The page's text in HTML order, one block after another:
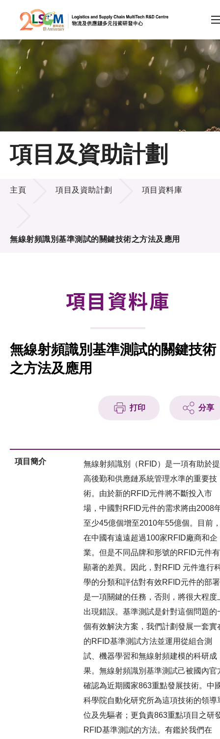
跳到內容（按回車鍵）
會員登入
A A EN 繁 简
主頁
關於LSCM
技術商品化
合作計劃
徵求研發項目計劃書
項目夥伴
項目及資助計劃
項目及資助計劃
主頁 項目及資助計劃 項目資料庫
無線射頻識別基準測試的關鍵技術之方法及應用
項目資料庫
無線射頻識別基準測試的關鍵技術
之方法及應用
打印 分享
項目簡介
無線射頻識別（RFID）是一項有助於提
高後勤和供應鏈系統管理水準的重要技
術。由於新的RFID元件將不斷投入市
場，中國對RFID元件的需求將由2008
至少45億個增至2010年55億個。目前
在中國有遠遠超過100家RFID廠商和企
業。但是不同品牌和形號的RFID元件有
顯著的差異。因此，對RFID 元件進行
學的分類和評估對有效RFID元件的部署
是一項關鍵的任務，否則，將很大程度
出現錯誤。基準測試是針對這個問題的
個有效解決方案，我們計劃發展一套實
的RFID基準測試方法並運用從組合測
試、機器學習和無線射頻建模的科研成
果。無線射頻識別基準測試己被國內官
確認為近期國家863重點發展技術。中
科學院自動化研究所為這項技術的領導
位及先驅者；更負責863重點項目之研
RFID基準測試的方法。有鑑於我們在